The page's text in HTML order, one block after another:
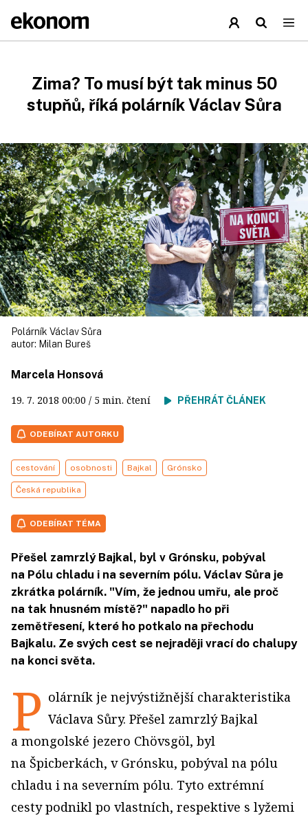
Zima? To musí být tak minus 50
stupňů, říká polárník Václav Sůra
Polárník Václav Sůra
autor: Milan Bureš
Marcela Honsová
19. 7. 2018 00:00 / 5 min. čtení PŘEHRÁT ČLÁNEK
ODEBÍRAT AUTORKU
cestování osobnosti Bajkal Grónsko
Česká republika
ODEBÍRAT TÉMA
Přešel zamrzlý Bajkal, byl v Grónsku, pobýval
na Pólu chladu i na severním pólu. Václav Sůra je
zkrátka polárník. "Vím, že jednou umřu, ale proč
na tak hnusném místě?" napadlo ho při
zemětřesení, které ho potkalo na přechodu
Bajkalu. Ze svých cest se nejraději vrací do chalupy
na konci světa.
P olárník je nejvýstižnější charakteristika
Václava Sůry. Přešel zamrzlý Bajkal
a mongolské jezero Chövsgöl, byl
na Špicberkách, v Grónsku, pobýval na pólu
chladu i na severním pólu. Tyto extrémní
cesty podnikl po vlastních, respektive s lyžemi